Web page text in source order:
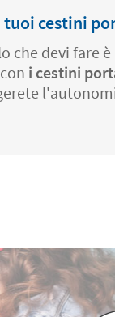
tuoi cestini
che devi fare
i cestini